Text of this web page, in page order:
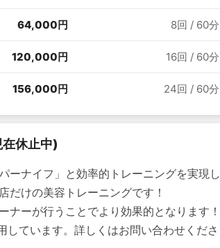
64,000円 8回 / 60分
120,000円 16回 / 60分
156,000円 24回 / 60分
休止中)
ーナイフ」と効率的トレーニングを実現し
だけの美容トレーニングです！
ナーが行うことでより効果的となります！
ています。詳しくはお問い合わせくださ